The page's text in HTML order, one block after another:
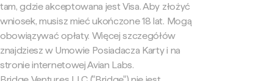
tam, gdzie akceptowana jest Visa. Aby złożyć
wniosek, musisz mieć ukończone 18 lat. Mogą
obowiązywać opłaty. Więcej szczegółów
znajdziesz w Umowie Posiadacza Karty i na
stronie internetowej Avian Labs.